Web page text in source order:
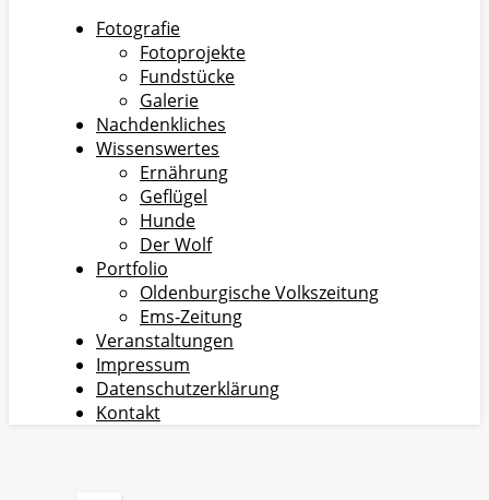
Fotografie
Fotoprojekte
Fundstücke
Galerie
Nachdenkliches
Wissenswertes
Ernährung
Geflügel
Hunde
Der Wolf
Portfolio
Oldenburgische Volkszeitung
Ems-Zeitung
Veranstaltungen
Impressum
Datenschutzerklärung
Kontakt